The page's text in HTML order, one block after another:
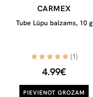
CARMEX
Tube Lūpu balzams, 10 g
(1)
4.99€
PIEVIENOT GROZAM